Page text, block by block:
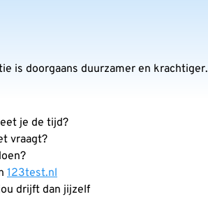
is doorgaans duurzamer en krachtiger.
je de tijd?
vraagt?
123test.nl
drijft dan jijzelf